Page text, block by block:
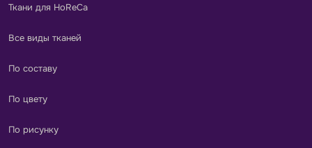
Ткани для HoReCa
Все виды тканей
По составу
По цвету
По рисунку